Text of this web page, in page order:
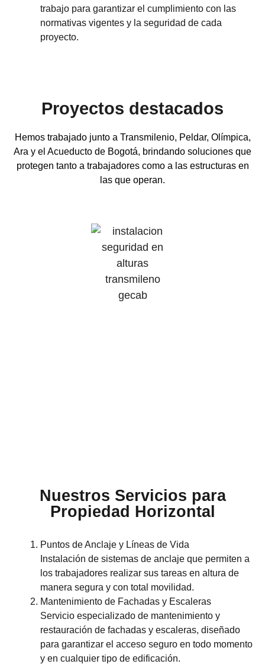
trabajo para garantizar el cumplimiento con las
normativas vigentes y la seguridad de cada
proyecto.
Proyectos destacados
Hemos trabajado junto a Transmilenio, Peldar, Olímpica,
Ara y el Acueducto de Bogotá, brindando soluciones que
protegen tanto a trabajadores como a las estructuras en
las que operan.
Nuestros Servicios para
Propiedad Horizontal
Puntos de Anclaje y Líneas de Vida
Instalación de sistemas de anclaje que permiten a
los trabajadores realizar sus tareas en altura de
manera segura y con total movilidad.
Mantenimiento de Fachadas y Escaleras
Servicio especializado de mantenimiento y
restauración de fachadas y escaleras, diseñado
para garantizar el acceso seguro en todo momento
y en cualquier tipo de edificación.